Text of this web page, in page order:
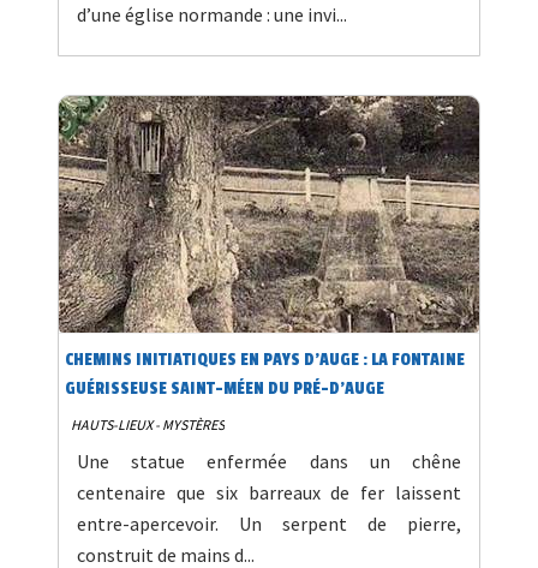
d’une église normande : une invi...
CHEMINS INITIATIQUES EN PAYS D'AUGE : LA FONTAINE
GUÉRISSEUSE SAINT-MÉEN DU PRÉ-D’AUGE
HAUTS-LIEUX - MYSTÈRES
Une statue enfermée dans un chêne
centenaire que six barreaux de fer laissent
entre-apercevoir. Un serpent de pierre,
construit de mains d...